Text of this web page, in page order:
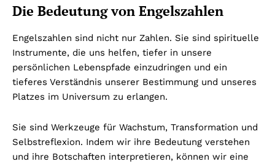
Die Bedeutung von Engelszahlen
Engelszahlen sind nicht nur Zahlen. Sie sind spirituelle
Instrumente, die uns helfen, tiefer in unsere
persönlichen Lebenspfade einzudringen und ein
tieferes Verständnis unserer Bestimmung und unseres
Platzes im Universum zu erlangen.
Sie sind Werkzeuge für Wachstum, Transformation und
Selbstreflexion. Indem wir ihre Bedeutung verstehen
und ihre Botschaften interpretieren, können wir eine